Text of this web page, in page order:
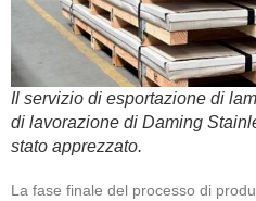
Il servizio di esportazione di
di lavorazione di Daming
stato apprezzato.
La fase finale del processo di